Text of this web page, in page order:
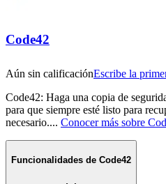
Code42
Aún sin calificaciónEscribe la
Code42: Haga una copia de
para que siempre esté listo para
necesario.... Conocer más sobre
Funcionalidades de Code42